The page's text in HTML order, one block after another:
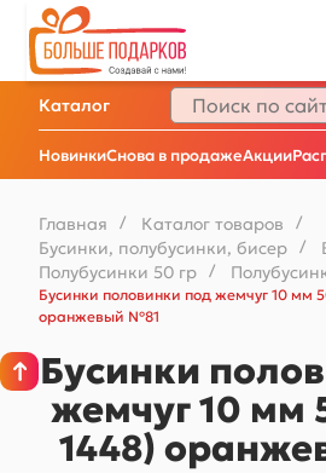
НовинкиСнова в продажеАкции
Каталог
Главная / Каталог товаров /
Бусинки, полубусинки, бисер /
Полубусинки 50 гр /
Бусинки половинки под жемчуг 10 мм
оранжевый №81
Бусинки
жемчуг 10 мм
1448)